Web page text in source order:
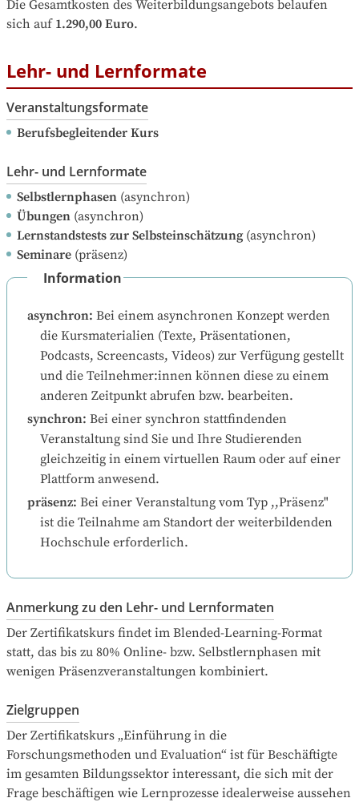
Die Gesamtkosten des Weiterbildungsangebots belaufen
sich auf 1.290,00 Euro.
Lehr- und Lernformate
Veranstaltungsformate
Berufsbegleitender Kurs
Lehr- und Lernformate
Selbstlernphasen (asynchron)
Übungen (asynchron)
Lernstandstests zur Selbsteinschätzung(asynchron)
Seminare (präsenz)
Information
asynchron: Bei einem asynchronen Konzept werden
die Kursmaterialien (Texte, Präsentationen,
Podcasts, Screencasts, Videos) zur Verfügung gestellt
und die Teilnehmer:innen können diese zu einem
anderen Zeitpunkt abrufen bzw. bearbeiten.
synchron: Bei einer synchron stattfindenden
Veranstaltung sind Sie und Ihre Studierenden
gleichzeitig in einem virtuellen Raum oder auf einer
Plattform anwesend.
präsenz: Bei einer Veranstaltung vom Typ ,,Präsenz"
ist die Teilnahme am Standort der weiterbildenden
Hochschule erforderlich.
Anmerkung zu den Lehr- und Lernformaten
Der Zertifikatskurs findet im Blended-Learning-Format
statt, das bis zu 80% Online- bzw. Selbstlernphasen mit
wenigen Präsenzveranstaltungen kombiniert.
Zielgruppen
Der Zertifikatskurs „Einführung in die
Forschungsmethoden und Evaluation“ ist für Beschäftigte
im gesamten Bildungssektor interessant, die sich mit der
Frage beschäftigen wie Lernprozesse idealerweise aussehen